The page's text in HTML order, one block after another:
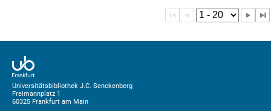
Universitätsbibliothek J.C. Senckenberg
Freimannplatz 1
60325 Frankfurt am Main